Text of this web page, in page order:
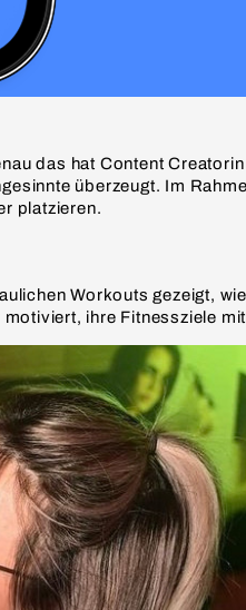
das hat Content
überzeugt. Im
platzieren.
Workouts gezeigt,
ihre Fitnessziele